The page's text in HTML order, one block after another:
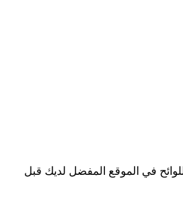
في الموقع المفضل لديك قبل